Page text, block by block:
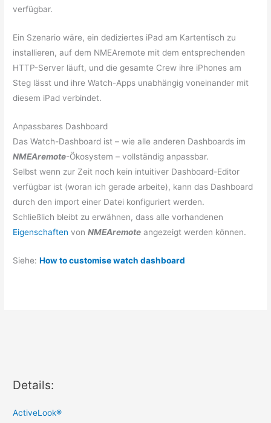
verfügbar.
Ein Szenario wäre, ein dediziertes iPad am Kartentisch zu
installieren, auf dem NMEAremote mit dem entsprechenden
HTTP-Server läuft, und die gesamte Crew ihre iPhones am
Steg lässt und ihre Watch-Apps unabhängig voneinander mit
diesem iPad verbindet.
Anpassbares Dashboard
Das Watch-Dashboard ist – wie alle anderen Dashboards im
NMEAremote-Ökosystem – vollständig anpassbar.
Selbst wenn zur Zeit noch kein intuitiver Dashboard-Editor
verfügbar ist (woran ich gerade arbeite), kann das Dashboard
durch den import einer Datei konfiguriert werden.
Schließlich bleibt zu erwähnen, dass alle vorhandenen
Eigenschaften vonNMEAremote angezeigt werden können.
Siehe:How to customise watch dashboard
Details:
ActiveLook®